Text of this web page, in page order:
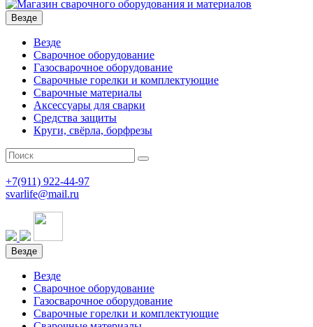
Везде
Везде
Сварочное оборудование
Газосварочное оборудование
Сварочные горелки и комплектующие
Сварочные материалы
Аксессуары для сварки
Средства защиты
Круги, свёрла, борфрезы
+7(911) 922-44-97
svarlife@mail.ru
Везде
Везде
Сварочное оборудование
Газосварочное оборудование
Сварочные горелки и комплектующие